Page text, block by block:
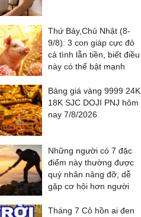
Thứ Bảy,Chủ Nhật (8-
9/8): 3 con giáp cực đỏ
cả tình lẫn tiền, biết điều
này có thể bật mạnh
Bảng giá vàng 9999 24K
18K SJC DOJI PNJ hôm
nay 7/8/2026
Những người có 7 đặc
điểm này thường được
quý nhân nâng đỡ, dễ
gặp cơ hội hơn người
Tháng 7 Cô hồn ai đen